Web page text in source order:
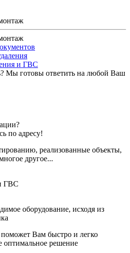
и ГВС
Мы готовы ответить на любой Ваш
по адресу!
реализованные объекты,
другое...
ГВС
оборудование, исходя из
Вам быстро и легко
оптимальное решение